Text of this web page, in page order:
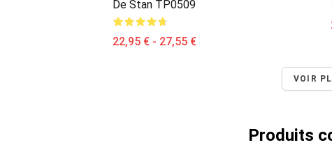
De Stan TP0509
22,95 € - 27,55 €
VOIR
Produits